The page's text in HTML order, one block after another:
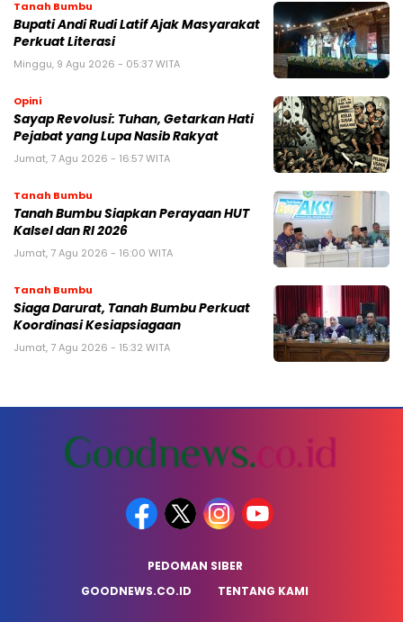
Tanah Bumbu
Bupati Andi Rudi Latif Ajak Masyarakat
Perkuat Literasi
Minggu, 9 Agu 2026 - 05:37 WITA
Opini
Sayap Revolusi: Tuhan, Getarkan Hati
Pejabat yang Lupa Nasib Rakyat
Jumat, 7 Agu 2026 - 16:57 WITA
Tanah Bumbu
Tanah Bumbu Siapkan Perayaan HUT
Kalsel dan RI 2026
Jumat, 7 Agu 2026 - 16:00 WITA
Tanah Bumbu
Siaga Darurat, Tanah Bumbu Perkuat
Koordinasi Kesiapsiagaan
Jumat, 7 Agu 2026 - 15:32 WITA
PEDOMAN SIBER
GOODNEWS.CO.ID
TENTANG KAMI